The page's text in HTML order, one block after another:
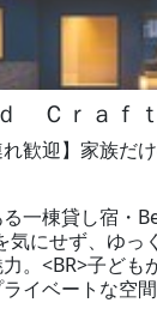
Ｃｒａｆｔ
れ歓迎】家族だ
る一棟貸し宿
気にせず、ゆっ
。<BR>子ども
イベートな空